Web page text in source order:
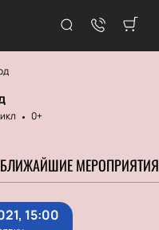
0+
БЛИЖАЙШИЕ МЕРОПРИЯТИЯ